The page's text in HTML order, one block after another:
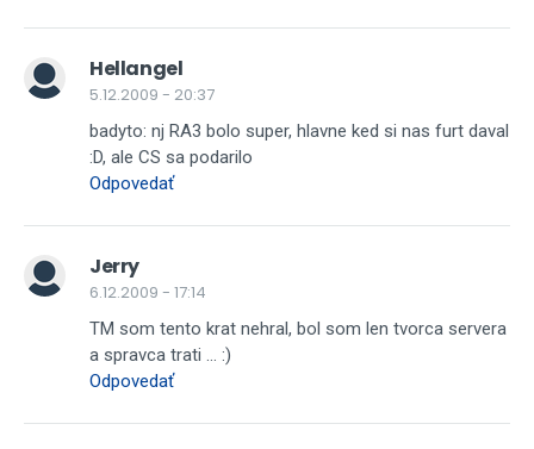
Hellangel
5.12.2009 - 20:37
badyto: nj RA3 bolo super, hlavne ked si nas furt daval
:D, ale CS sa podarilo
Odpovedať
Jerry
6.12.2009 - 17:14
TM som tento krat nehral, bol som len tvorca servera
a spravca trati ... :)
Odpovedať